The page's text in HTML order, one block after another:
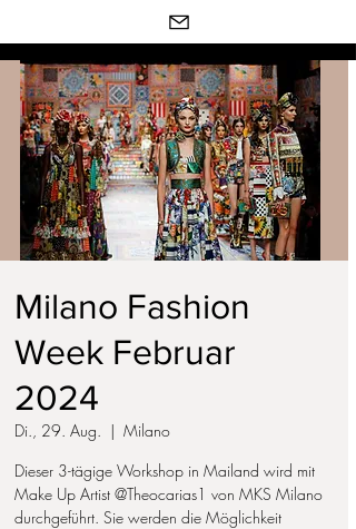
Milano Fashion
Week Februar
2024
Di., 29. Aug.
  |
Milano
Dieser 3-tägige Workshop in Mailand wird mit
Make Up Artist @Theocarias1 von MKS Milano
durchgeführt. Sie werden die Möglichkeit